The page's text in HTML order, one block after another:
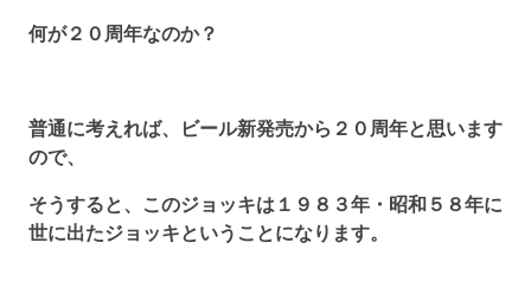
何が２０周年なのか？
普通に考えれば、ビール新発売から２０周年と思います
ので、
そうすると、このジョッキは１９８３年・昭和５８年に
世に出たジョッキということになります。